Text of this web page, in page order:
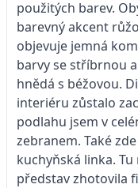
použitých barev.
barevný akcent
objevuje jemná
barvy se stříbrnou
hnědá s béžovou.
interiéru zůstalo
podlahu jsem v
zebranem. Také
kuchyňská linka.
představ zhotovila